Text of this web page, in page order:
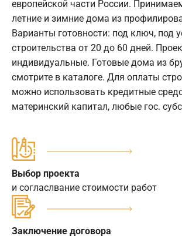
европейской части России.
летние и зимние дома из
Варианты готовности: под ключ, под
строительства от 20 до 60 дней.
индивидуальные. Готовые дома из
смотрите в каталоге. Для оплаты
можно использовать кредитные
материнский капитал, любые гос.
Выбор проекта
и согласлвание стоимости работ
Заключение договора